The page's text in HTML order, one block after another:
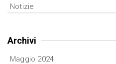
Notizie
Archivi
Maggio 2024